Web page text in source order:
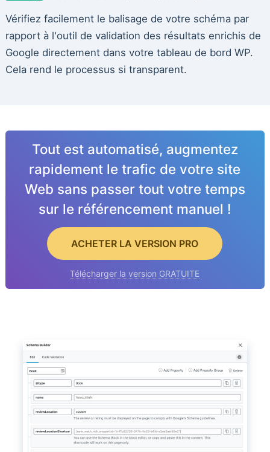
Vérifiez facilement le balisage de votre schéma par
rapport à l'outil de validation des résultats enrichis de
Google directement dans votre tableau de bord WP.
Cela rend le processus si transparent.
Tout est automatisé, augmentez
rapidement le trafic de votre site
Web sans passer tout votre temps
sur le référencement manuel !
ACHETER LA VERSION PRO
Télécharger la version GRATUITE